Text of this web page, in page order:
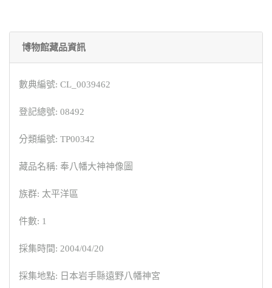
博物館藏品資訊
數典編號: CL_0039462
登記總號: 08492
分類編號: TP00342
藏品名稱: 奉八幡大神神像圖
族群: 太平洋區
件數: 1
採集時間: 2004/04/20
採集地點: 日本岩手縣遠野八幡神宮